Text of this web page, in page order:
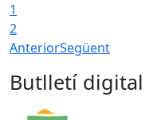
1
2
AnteriorSegüent
Butlletí digital